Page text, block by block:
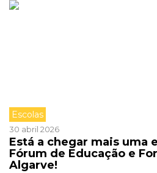
Escolas
30 abril 2026
Está a chegar mais uma
Fórum de Educação e
Algarve!